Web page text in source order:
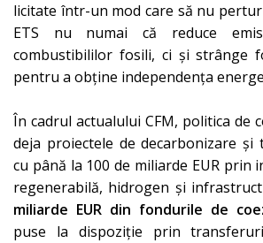
licitate într-un mod care să nu
ETS nu numai că reduce
combustibililor fosili, ci și strânge
pentru a obține independența
În cadrul actualului CFM, politica de
deja proiectele de decarbonizare și
cu până la 100 de miliarde EUR prin
regenerabilă, hidrogen și
miliarde EUR din fondurile de
puse la dispoziție prin